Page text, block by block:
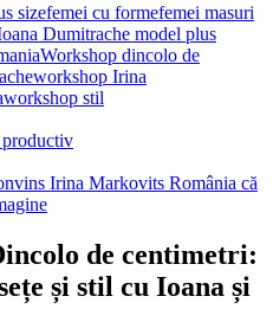
sizefemei cu formefemei masuri
Dumitrache model plus
Workshop dincolo de
workshop Irina
workshop stil
productiv
Irina Markovits România că
de centimetri:
și stil cu Ioana și